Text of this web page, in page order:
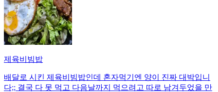
제육비빔밥
배달로 시킨 제육비빔밥인데 혼자먹기엔 양이 진짜 대박입니
다;; 결국 다 못 먹고 다음날까지 먹으려고 따로 남겨두었을 만